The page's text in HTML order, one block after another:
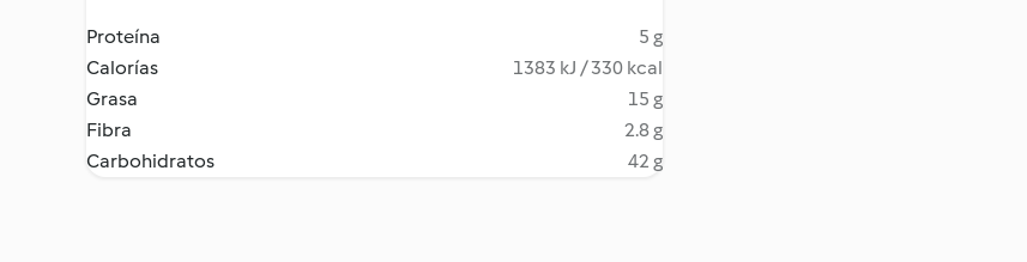
Proteína
5 g
Calorías
1383 kJ / 330 kcal
Grasa
15 g
Fibra
2.8 g
Carbohidratos
42 g